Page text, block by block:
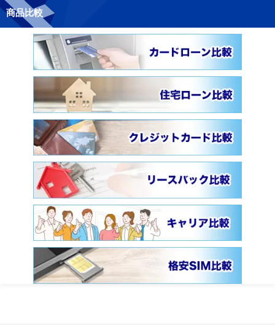
商品比較